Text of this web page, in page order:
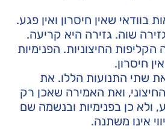
בוודאי שאין חיסרון ואין פגע.
שוה. גזירה היא קריעה.
הקליפות החיצוניות. הפנימיות
חיסרון.
שתי התנועות הללו. את
ואת האמירה שאכן רק
ולא כן בפנימיות ובנשמה שם
אינו משתנה.